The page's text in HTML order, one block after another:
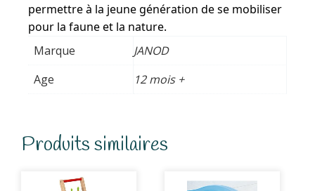
permettre à la jeune génération de se mobiliser
pour la faune et la nature.
Marque
JANOD
Age
12 mois +
Produits similaires